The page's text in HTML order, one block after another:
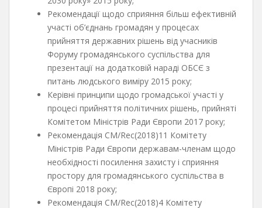
Рекомендації щодо сприяння більш ефективній
участі об’єднань громадян у процесах
прийняття державних рішень від учасників
Форуму громадянського суспільства для
презентації на додатковій нараді ОБСЄ з
питань людського виміру 2015 року;
Керівні принципи щодо громадської участі у
процесі прийняття політичних рішень, прийняті
Комітетом Міністрів Ради Європи 2017 року;
Рекомендація CM/Rec(2018)11 Комітету
Міністрів Ради Європи державам-членам щодо
необхідності посилення захисту і сприяння
простору для громадянського суспільства в
Європі 2018 року;
Рекомендація CM/Rec(2018)4 Комітету